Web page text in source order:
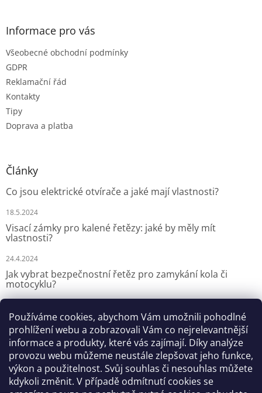
Používáme cookies, abychom Vám umožnili pohodlné
prohlížení webu a zobrazovali Vám co nejrelevantnější
informace a produkty, které vás zajímají. Díky analýze
provozu webu můžeme neustále zlepšovat jeho funkce,
výkon a použitelnost. Svůj souhlas či nesouhlas můžete
kdykoli změnit. V případě odmítnutí cookies se
Informace pro vás
Všeobecné obchodní podmínky
GDPR
Reklamační řád
Kontakty
Tipy
Doprava a platba
Články
Co jsou elektrické otvírače a jaké mají vlastnosti?
18.5.2024
Visací zámky pro kalené řetězy: jaké by měly mít
vlastnosti?
24.4.2024
Jak vybrat bezpečnostní řetěz pro zamykání kola či
motocyklu?
Kontakt
info@zamiro.cz
776811942